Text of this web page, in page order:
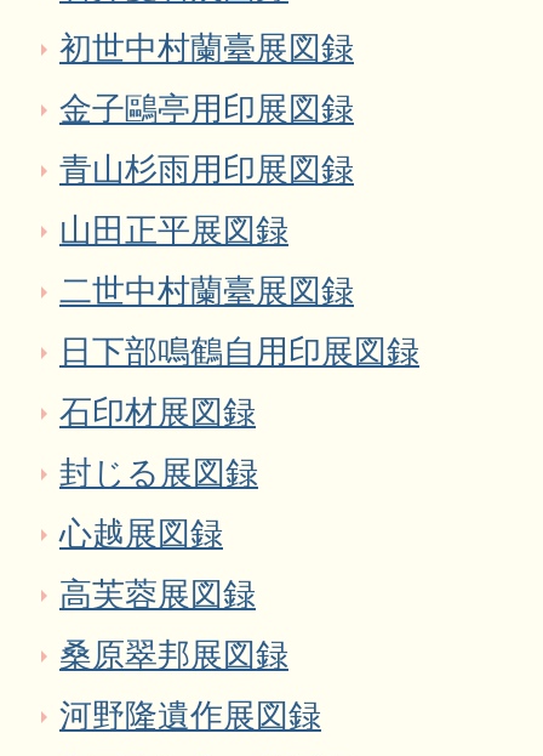
初世中村蘭臺展図録
金子鷗亭用印展図録
青山杉雨用印展図録
山田正平展図録
二世中村蘭臺展図録
日下部鳴鶴自用印展図録
石印材展図録
封じる展図録
心越展図録
高芙蓉展図録
桑原翠邦展図録
河野隆遺作展図録